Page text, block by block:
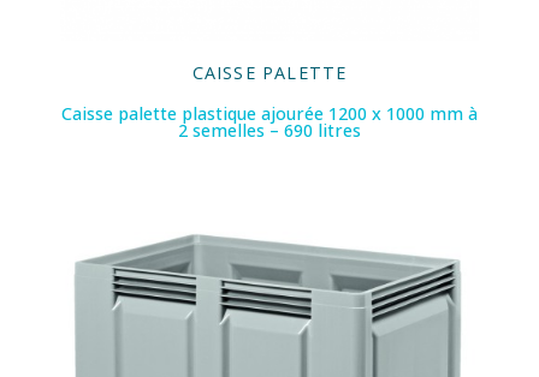
CAISSE PALETTE
Caisse palette plastique ajourée 1200 x 1000 mm à
2 semelles – 690 litres